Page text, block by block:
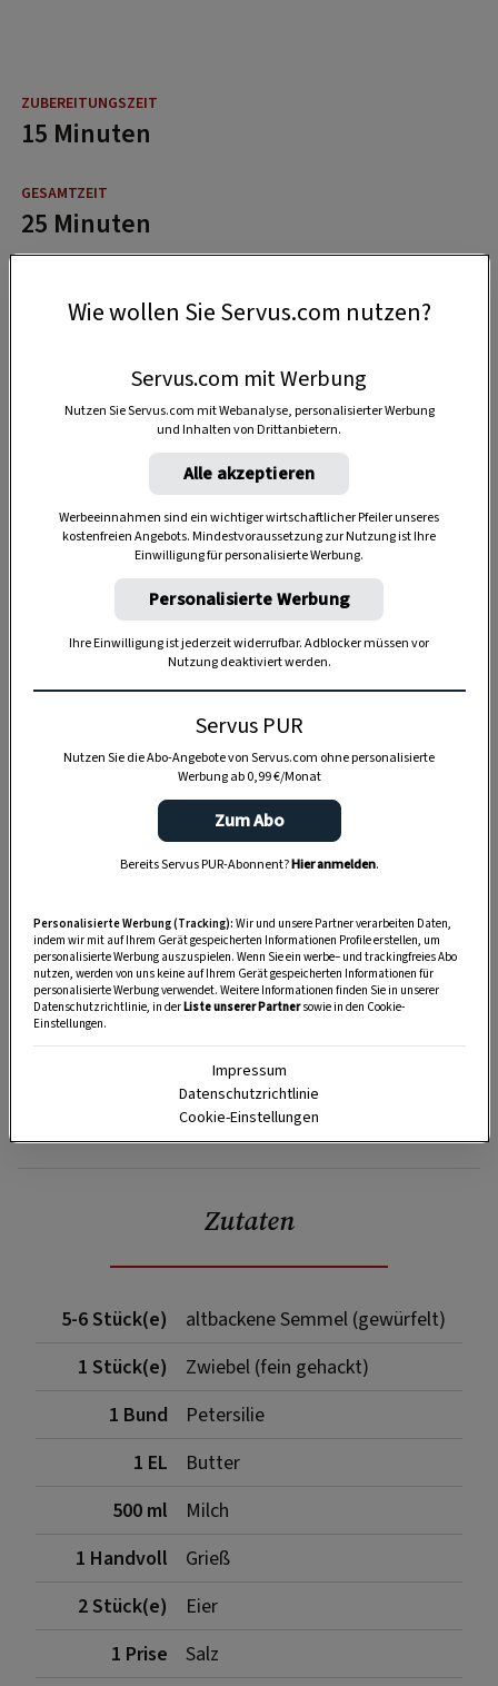
15 Minuten
25 Minuten
SPEICHERN DRUCKEN
Zutaten
5-6 Stück(e)
altbackene Semmel (gewürfelt)
1 Stück(e)
Zwiebel (fein gehackt)
1 Bund
Petersilie
1 EL
Butter
500 ml
Milch
1 Handvoll
Grieß
2 Stück(e)
Eier
1 Prise
Salz
Wie wollen Sie Servus.com nutzen?
Servus.com mit Werbung
Nutzen Sie Servus.com mit Webanalyse, personalisierter Werbung
und Inhalten von Drittanbietern.
Alle akzeptieren
Werbeeinnahmen sind ein wichtiger wirtschaftlicher Pfeiler unseres
kostenfreien Angebots. Mindestvoraussetzung zur Nutzung ist Ihre
Einwilligung für personalisierte Werbung.
Personalisierte Werbung
Ihre Einwilligung ist jederzeit widerrufbar. Adblocker müssen vor
Nutzung deaktiviert werden.
Servus PUR
Nutzen Sie die Abo-Angebote von Servus.com ohne personalisierte
Werbung ab 0,99 €/Monat
Zum Abo
Bereits Servus PUR-Abonnent?Hier anmelden.
Personalisierte Werbung (Tracking): Wir und unsere Partner verarbeiten Daten,
indem wir mit auf Ihrem Gerät gespeicherten Informationen Profile erstellen, um
personalisierte Werbung auszuspielen. Wenn Sie ein werbe– und trackingfreies Abo
nutzen, werden von uns keine auf Ihrem Gerät gespeicherten Informationen für
personalisierte Werbung verwendet. Weitere Informationen finden Sie in unserer
Datenschutzrichtlinie, in derListe unserer Partnersowie in den Cookie-
Einstellungen.
Impressum
Datenschutzrichtlinie
Cookie-Einstellungen